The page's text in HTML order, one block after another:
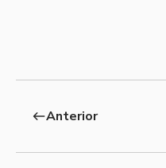
westAnterior